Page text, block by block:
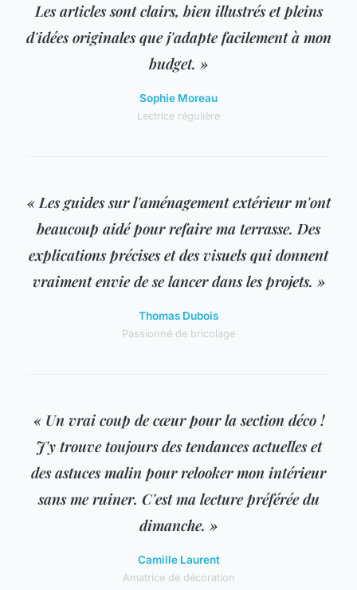
Les articles sont clairs, bien illustrés et pleins
d'idées originales que j'adapte facilement à mon
budget. »
Sophie Moreau
Lectrice régulière
« Les guides sur l'aménagement extérieur m'ont
beaucoup aidé pour refaire ma terrasse. Des
explications précises et des visuels qui donnent
vraiment envie de se lancer dans les projets. »
Thomas Dubois
Passionné de bricolage
« Un vrai coup de cœur pour la section déco !
J'y trouve toujours des tendances actuelles et
des astuces malin pour relooker mon intérieur
sans me ruiner. C'est ma lecture préférée du
dimanche. »
Camille Laurent
Amatrice de décoration